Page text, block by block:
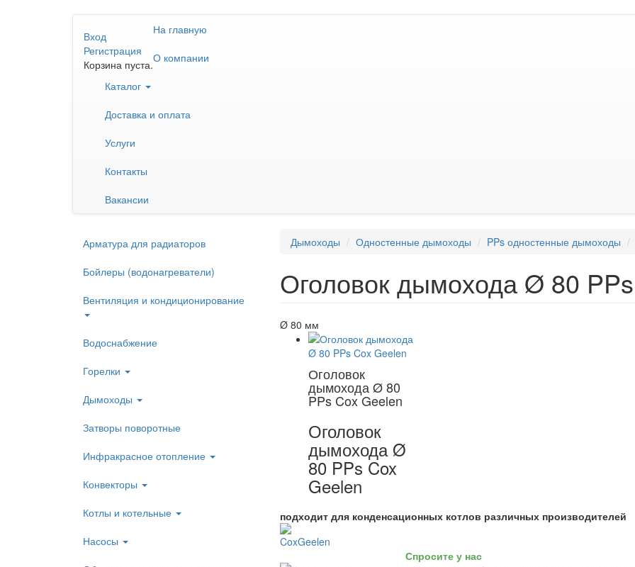
Вход
Регистрация
Корзина пуста.
На главную
О компании
Каталог
Доставка и оплата
Услуги
Контакты
Вакансии
Арматура для радиаторов
Бойлеры (водонагреватели)
Вентиляция и кондиционирование
Водоснабжение
Горелки
Дымоходы
Затворы поворотные
Инфракрасное отопление
Конвекторы
Котлы и котельные
Насосы
Дымоходы Одностенные дымоходы PPs одностенные дымоходы
Оголовок дымохода Ø 80
Ø 80 мм
Оголовок
дымохода Ø 80
PPs Cox Geelen
Оголовок
дымохода Ø
80 PPs Cox
Geelen
подходит для конденсационных котлов различных производителей
Спросите у нас